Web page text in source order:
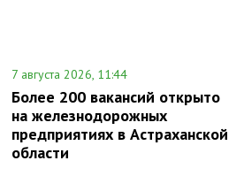
7 августа 2026, 11:44
Более 200 вакансий открыто
на железнодорожных
предприятиях в Астраханской
области